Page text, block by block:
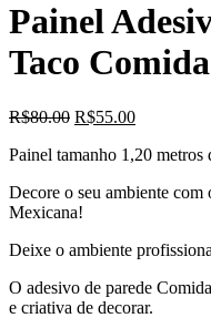
Painel
Taco
R$80.00 O
original
R$80.00.
R$55.00O
atual
R$55.00.
Painel tamanho 1,20
Decore o seu ambiente com
Mexicana!
Deixe o ambiente
O adesivo de parede
e criativa de decorar.